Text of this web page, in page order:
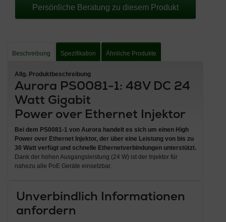
Persönliche Beratung zu diesem Produkt
Beschreibung Spezifikation Ähnliche Produkte
Allg. Produktbeschreibung
Aurora PS0081-1: 48V DC 24
Watt Gigabit
Power over Ethernet Injektor
Bei dem PS0081-1 von Aurorahandelt es sich um einen High
Power over Ethernet Injektor, der über eine Leistung von bis zu
30 Watt verfügtund schnelle Ethernetverbindungen unterstützt.
Dank der hohen Ausgangsleistung (24 W) ist der Injektor für
nahezu alle PoE Geräte einsetzbar.
Unverbindlich Informationen
anfordern